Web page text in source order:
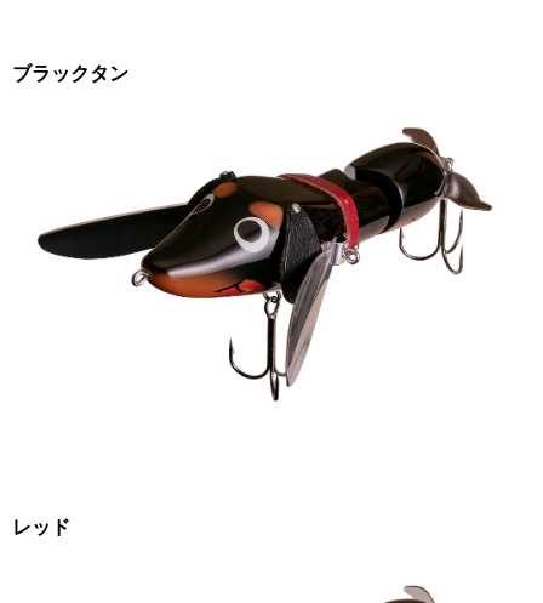
ブラックタン
レッド